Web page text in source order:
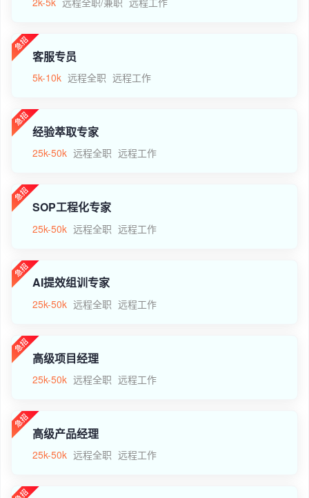
客服专员
5k-10k 远程全职 远程工作
经验萃取专家
25k-50k 远程全职 远程工作
SOP工程化专家
25k-50k 远程全职 远程工作
AI提效组训专家
25k-50k 远程全职 远程工作
高级项目经理
25k-50k 远程全职 远程工作
高级产品经理
25k-50k 远程全职 远程工作